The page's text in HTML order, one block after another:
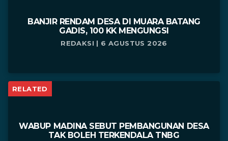
BANJIR RENDAM DESA DI MUARA BATANG
GADIS, 100 KK MENGUNGSI
REDAKSI | 6 AGUSTUS 2026
RELATED
WABUP MADINA SEBUT PEMBANGUNAN DESA
TAK BOLEH TERKENDALA TNBG